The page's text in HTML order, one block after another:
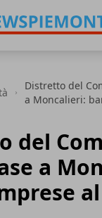
Distretto del
a Moncalieri:
del
a